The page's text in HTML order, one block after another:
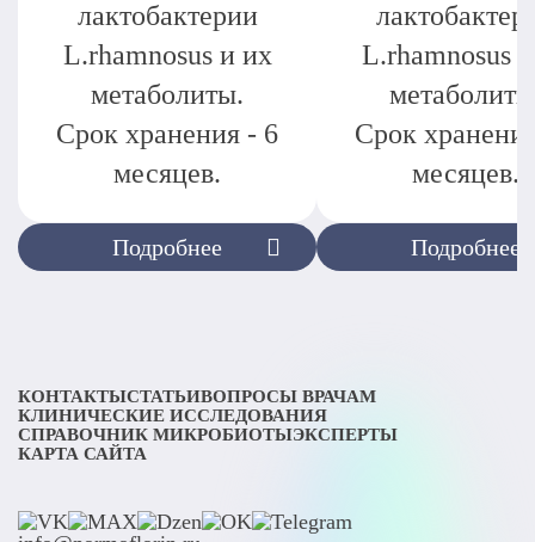
Подробнее
лактобактерии
L.rhamnosus и их
метаболиты.
Срок хранения - 6
месяцев.
Подробнее
L.rhamnosus
Срок
месяцев.
КОНТАКТЫСТАТЬИВОПРОСЫ ВРАЧАМ
КЛИНИЧЕСКИЕ ИССЛЕДОВАНИЯ
СПРАВОЧНИК МИКРОБИОТЫЭКСПЕРТЫ
КАРТА САЙТА